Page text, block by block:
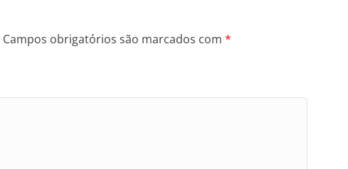
Campos obrigatórios são marcados com *